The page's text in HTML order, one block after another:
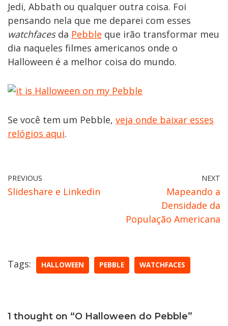
Jedi, Abbath ou qualquer outra coisa. Foi
pensando nela que me deparei com esses
watchfacesda Pebble que irão transformar meu
dia naqueles filmes americanos onde o
Halloween é a melhor coisa do mundo.
Se você tem um Pebble, veja onde baixar esses
relógios aqui.
PREVIOUS
Slideshare e Linkedin
NEXT
Mapeando a
Densidade da
População Americana
Tags: HALLOWEEN PEBBLE WATCHFACES
1 thought on “O Halloween do Pebble”